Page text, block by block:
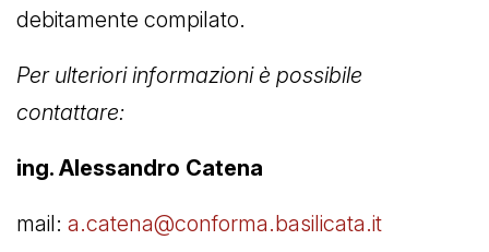
debitamente compilato.
Per ulteriori informazioni è possibile
contattare:
ing. Alessandro Catena
mail: a.catena@conforma.basilicata.it